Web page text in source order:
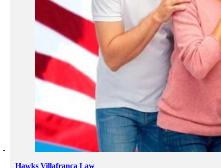
Hawks Villafranca Law